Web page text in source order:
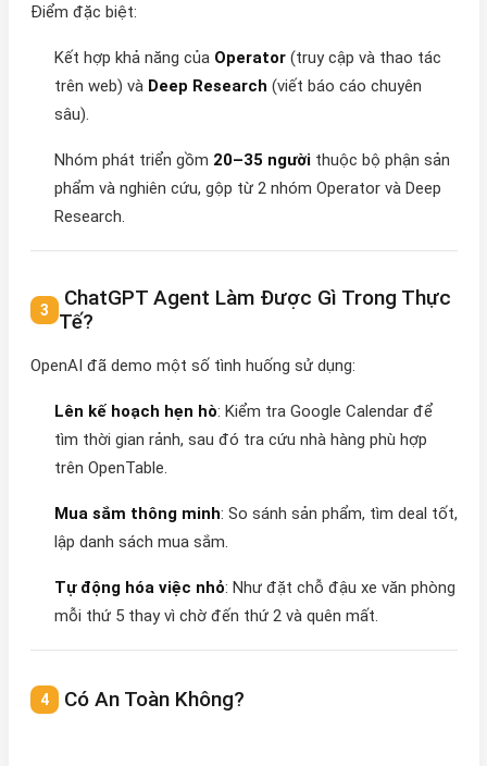
Điểm đặc biệt:
Kết hợp khả năng của Operator(truy cập và thao tác
trên web) và Deep Research (viết báo cáo chuyên
sâu).
Nhóm phát triển gồm 20–35 ngườithuộc bộ phận sản
phẩm và nghiên cứu, gộp từ 2 nhóm Operator và Deep
Research.
ChatGPT Agent Làm Được Gì Trong Thực
Tế?
OpenAI đã demo một số tình huống sử dụng:
Lên kế hoạch hẹn hò: Kiểm tra Google Calendar để
tìm thời gian rảnh, sau đó tra cứu nhà hàng phù hợp
trên OpenTable.
Mua sắm thông minh: So sánh sản phẩm, tìm deal tốt,
lập danh sách mua sắm.
Tự động hóa việc nhỏ: Như đặt chỗ đậu xe văn phòng
mỗi thứ 5 thay vì chờ đến thứ 2 và quên mất.
Có An Toàn Không?